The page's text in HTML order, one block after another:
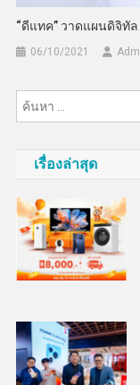
“ดีแทค” วาดแผนดิจิทั
06/10/2021
เรื่องล่าสุด